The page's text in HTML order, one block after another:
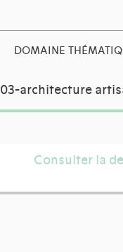
DOMAINE
03-architecture
Consulter la